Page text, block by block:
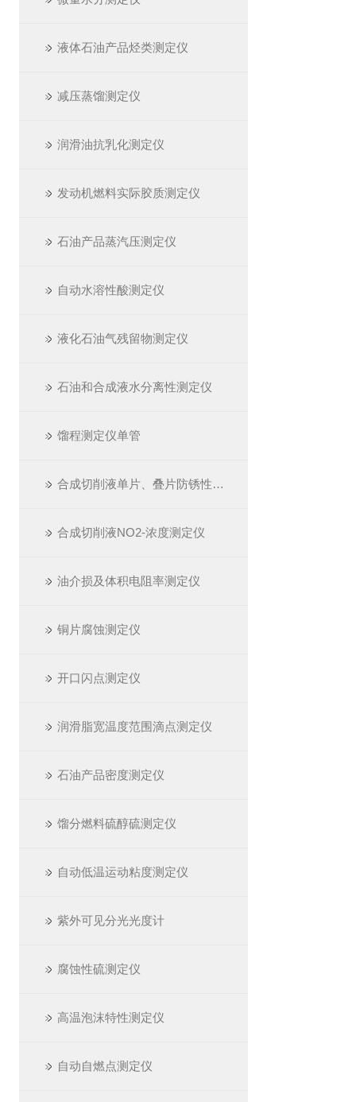
液体石油产品烃类测定仪
减压蒸馏测定仪
润滑油抗乳化测定仪
发动机燃料实际胶质测定仪
石油产品蒸汽压测定仪
自动水溶性酸测定仪
液化石油气残留物测定仪
石油和合成液水分离性测定仪
馏程测定仪单管
合成切削液单片、叠片防锈性测定仪
合成切削液NO2-浓度测定仪
油介损及体积电阻率测定仪
铜片腐蚀测定仪
开口闪点测定仪
润滑脂宽温度范围滴点测定仪
石油产品密度测定仪
馏分燃料硫醇硫测定仪
自动低温运动粘度测定仪
紫外可见分光光度计
腐蚀性硫测定仪
高温泡沫特性测定仪
自动自燃点测定仪